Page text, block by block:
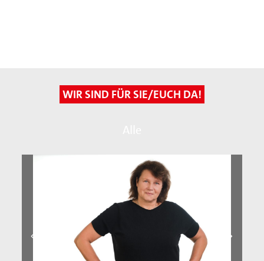
WIR SIND FÜR SIE/EUCH DA!